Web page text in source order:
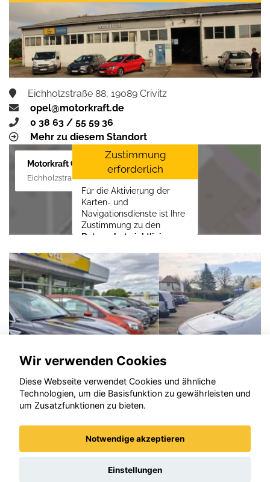
Zustimmen und
aktivieren
Eichholzstraße 88, 19089 Crivitz
opel@motorkraft.de
0 38 63 / 55 59 36
Mehr zu diesem Standort
Motorkraft GmbH
Eichholzstraße 88, 19089 Crivitz
Zustimmung
erforderlich
Für die Aktivierung der
Karten- und
Navigationsdienste ist Ihre
Zustimmung zu den
Datenschutzrichtlinien
LLC
erforderlich.
Zustimmen und
aktivieren
Opel Vivaro
Wir verwenden Cookies
Diese Webseite verwendet Cookies und ähnliche
Technologien, um die Basisfunktion zu gewährleisten und
um Zusatzfunktionen zu bieten.
Notwendige akzeptieren
Einstellungen